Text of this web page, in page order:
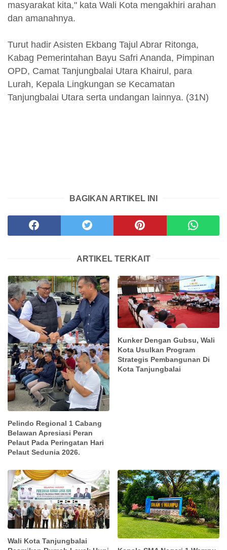
masyarakat kita," kata Wali Kota mengakhiri arahan
dan amanahnya.
Turut hadir Asisten Ekbang Tajul Abrar Ritonga,
Kabag Pemerintahan Bayu Safri Ananda, Pimpinan
OPD, Camat Tanjungbalai Utara Khairul, para
Lurah, Kepala Lingkungan se Kecamatan
Tanjungbalai Utara serta undangan lainnya. (31N)
BAGIKAN ARTIKEL INI
ARTIKEL TERKAIT
Pelindo Regional 1 Cabang
Belawan Apresiasi Peran
Pelaut Pada Peringatan Hari
Pelaut Sedunia 2026.
Kunker Dengan Gubsu, Wali
Kota Usulkan Program
Strategis Pembangunan Di
Kota Tanjungbalai
Wali Kota Tanjungbalai